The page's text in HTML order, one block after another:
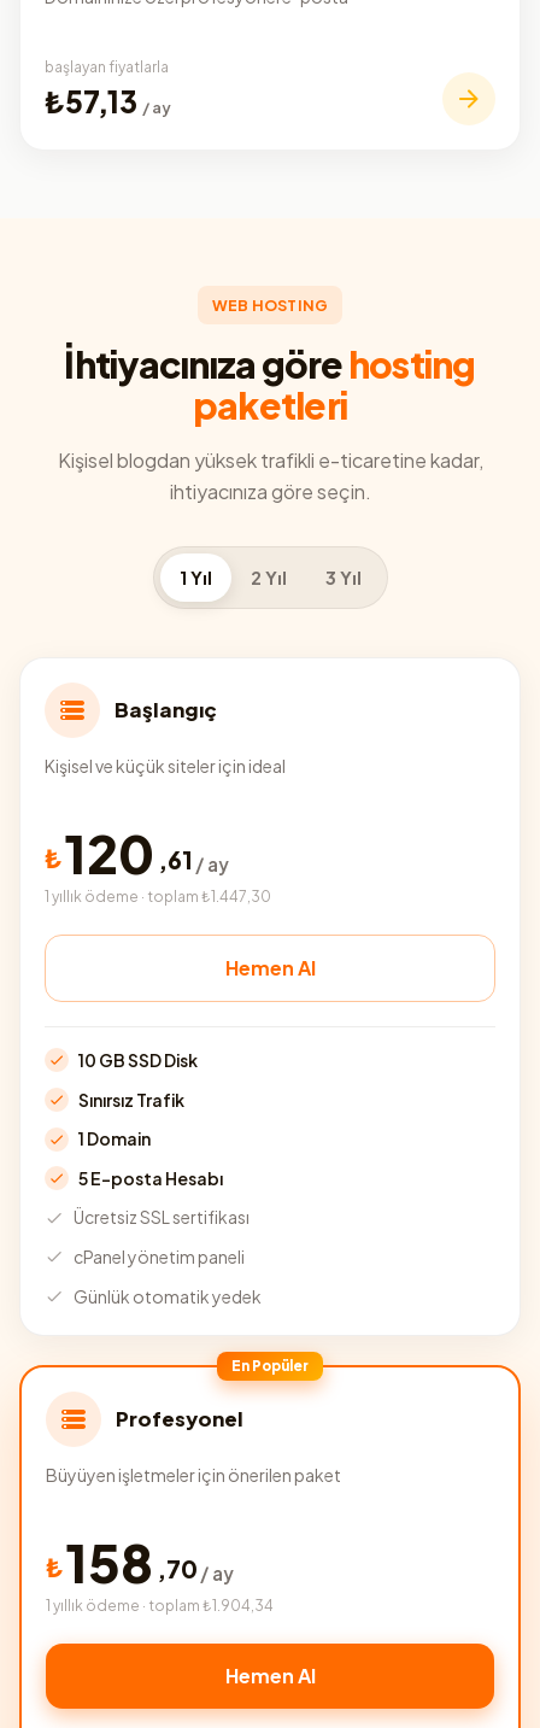
başlayan fiyatlarla
₺57,13 / ay
WEB HOSTING
İhtiyacınıza görehosting
paketleri
Kişisel blogdan yüksek trafikli e-ticaretine kadar,
ihtiyacınıza göre seçin.
1 Yıl 2 Yıl 3 Yıl
Başlangıç
Kişisel ve küçük siteler için ideal
₺120 ,61 / ay
1 yıllık ödeme · toplam ₺1.447,30
Hemen Al
10 GB SSD Disk
Sınırsız Trafik
1 Domain
5 E-posta Hesabı
Ücretsiz SSL sertifikası
cPanel yönetim paneli
Günlük otomatik yedek
En Popüler
Profesyonel
Büyüyen işletmeler için önerilen paket
₺158 ,70 / ay
1 yıllık ödeme · toplam ₺1.904,34
Hemen Al